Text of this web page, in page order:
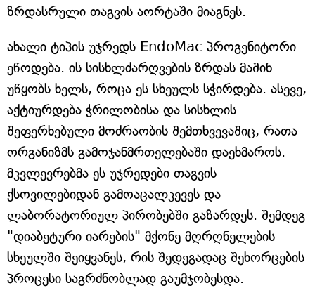
ზრდასრული თაგვის აორტაში მიაგნეს.
ახალი ტიპის უჯრედს EndoMac პროგენიტორი
ეწოდება. ის სისხლძარღვების ზრდას მაშინ
უწყობს ხელს, როცა ეს სხეულს სჭირდება. ასევე,
აქტიურდება ჭრილობისა და სისხლის
შეფერხებული მოძრაობის შემთხვევაშიც, რათა
ორგანიზმს გამოჯანმრთელებაში დაეხმაროს.
მკვლევრებმა ეს უჯრედები თაგვის
ქსოვილებიდან გამოაცალკევეს და
ლაბორატორიულ პირობებში გაზარდეს. შემდეგ
"დიაბეტური იარების" მქონე მღრღნელების
სხეულში შეიყვანეს, რის შედეგადაც შეხორცების
პროცესი საგრძნობლად გაუმჯობესდა.